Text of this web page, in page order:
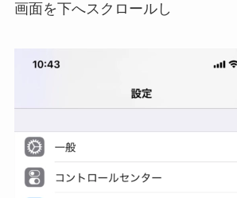
画面を下へスクロールし